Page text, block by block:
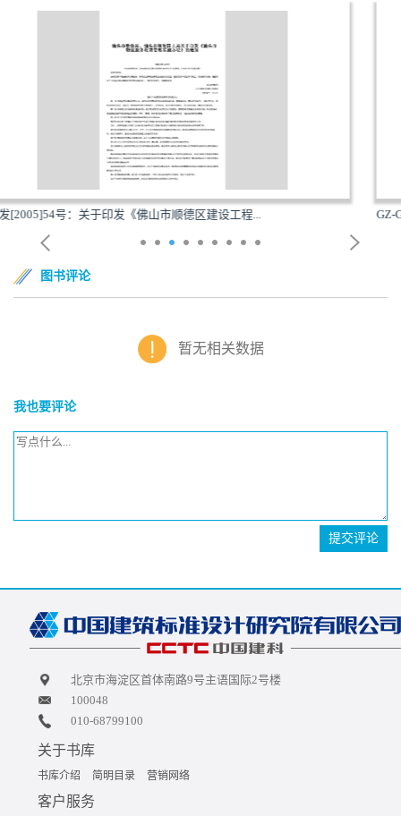
GZ-GYLJZZKZ-2010：转发住房和城乡建设部关于立
图书评论
暂无相关数据
我也要评论
提交评论
北京市海淀区首体南路9号主语国际2号楼
100048
010-68799100
关于书库
书库介绍 简明目录 营销网络
客户服务